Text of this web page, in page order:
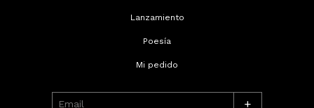
Lanzamiento
Poesía
Mi pedido
+